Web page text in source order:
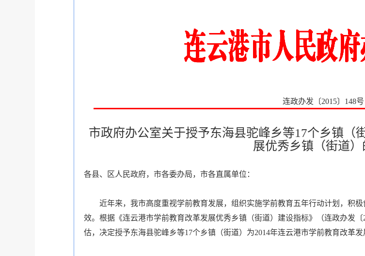
连政办发〔2015〕148号
市政府办公室关于授予东海县驼峰乡等17个乡镇（
展优秀乡镇（街道）
各县、区人民政府，市各委办局，市各直属单位：
近年来，我市高度重视学前教育发展，组织实施学前教育五年行动计划，积极
效。根据《连云港市学前教育改革发展优秀乡镇（街道）建设指标》（连政办发〔
估，决定授予东海县驼峰乡等17个乡镇（街道）为2014年连云港市学前教育改革发